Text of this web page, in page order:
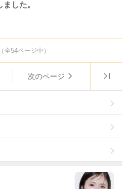
した。
全54ページ中）
次のページ